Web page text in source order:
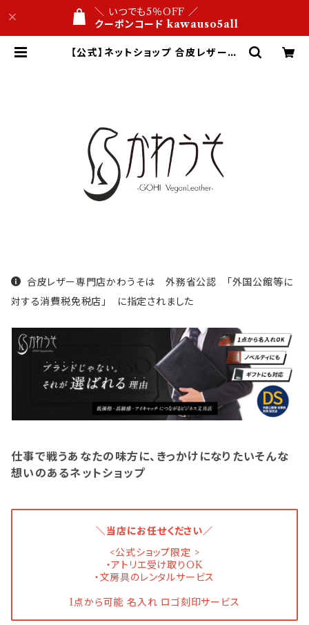
＼ いつでも5％OFF ／
クーポンコード kawauso5all
【公式】ネットショップ 合皮レザー専
合皮レザー専門店かわうそは 外務省公認 「外国公館等に
対する消費税免税店」 に指定されました
仕事で戦うあなたの味方に、きっかけになりたいそんな
想いのあるネットショップ
＼当店にお任せください／
<公式ショップ限定 >
・アトリエ受け取りOK
・文房具のレンタルサービス
1点から可能 名入れ ロゴ刻印サービス